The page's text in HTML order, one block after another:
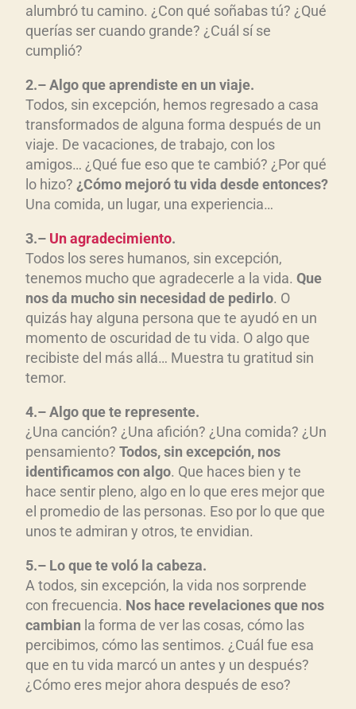
alumbró tu camino. ¿Con qué soñabas tú? ¿Qué
querías ser cuando grande? ¿Cuál sí se
cumplió?
2.– Algo que aprendiste en un viaje.
Todos, sin excepción, hemos regresado a casa
transformados de alguna forma después de un
viaje. De vacaciones, de trabajo, con los
amigos… ¿Qué fue eso que te cambió? ¿Por qué
lo hizo? ¿Cómo mejoró tu vida desde entonces?
Una comida, un lugar, una experiencia…
3.– Un agradecimiento.
Todos los seres humanos, sin excepción,
tenemos mucho que agradecerle a la vida. Que
nos da mucho sin necesidad de pedirl o. O
quizás hay alguna persona que te ayudó en un
momento de oscuridad de tu vida. O algo que
recibiste del más allá… Muestra tu gratitud sin
temor.
4.– Algo que te represente.
¿Una canción? ¿Una afición? ¿Una comida? ¿Un
pensamiento? Todos, sin excepción, nos
identificamos con algo. Que haces bien y te
hace sentir pleno, algo en lo que eres mejor que
el promedio de las personas. Eso por lo que que
unos te admiran y otros, te envidian.
5.– Lo que te vol ó la cabeza.
A todos, sin excepción, la vida nos sorprende
con frecuencia. Nos hace revelaciones que nos
cambian la forma de ver las cosas, cómo las
percibimos, cómo las sentimos. ¿Cuál fue esa
que en tu vida marcó un antes y un después?
¿Cómo eres mejor ahora después de eso?